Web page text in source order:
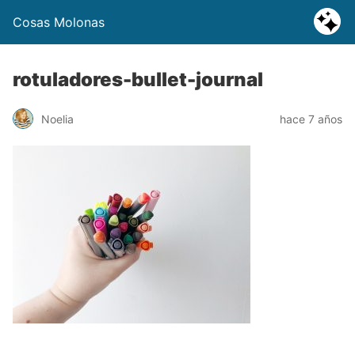
Cosas Molonas
rotuladores-bullet-journal
Noelia hace 7 años